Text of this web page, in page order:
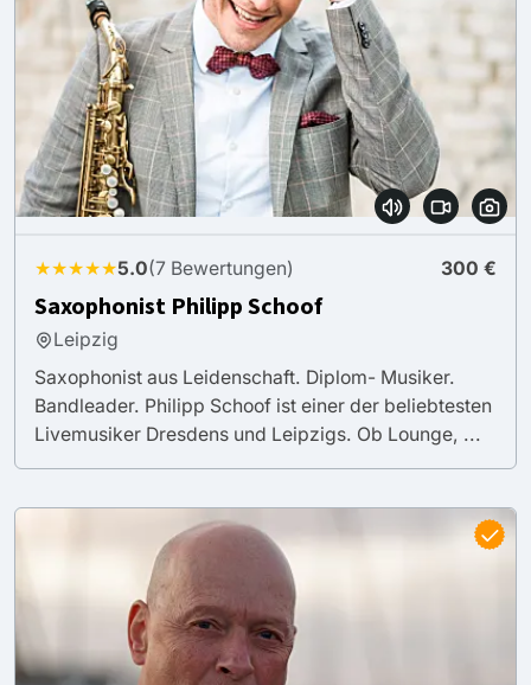
★★★★★5.0(7 Bewertungen) 300 €
Saxophonist Philipp Schoof
Leipzig
Saxophonist aus Leidenschaft. Diplom- Musiker.
Bandleader. Philipp Schoof ist einer der beliebtesten
Livemusiker Dresdens und Leipzigs. Ob Lounge, ...